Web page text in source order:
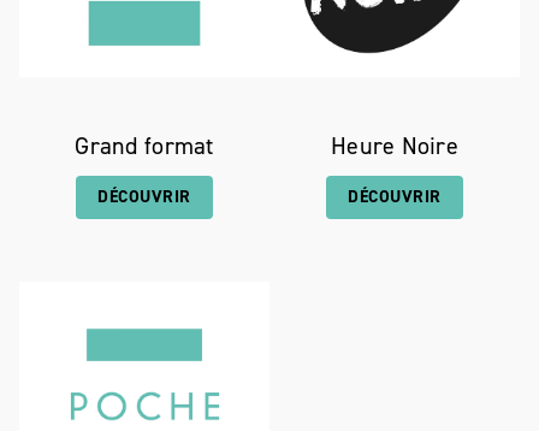
Grand format
DÉCOUVRIR
Heure Noire
DÉCOUVRIR